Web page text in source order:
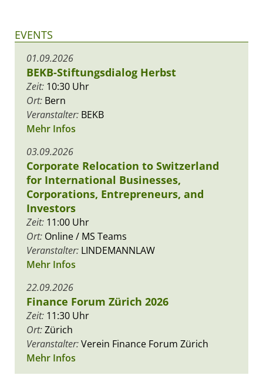
EVENTS
01.09.2026
BEKB-Stiftungsdialog Herbst
Zeit: 10:30 Uhr
Ort: Bern
Veranstalter: BEKB
Mehr Infos
03.09.2026
Corporate Relocation to Switzerland
for International Businesses,
Corporations, Entrepreneurs, and
Investors
Zeit: 11:00 Uhr
Ort: Online / MS Teams
Veranstalter: LINDEMANNLAW
Mehr Infos
22.09.2026
Finance Forum Zürich 2026
Zeit: 11:30 Uhr
Ort:Zürich
Veranstalter:Verein Finance Forum Zürich
Mehr Infos